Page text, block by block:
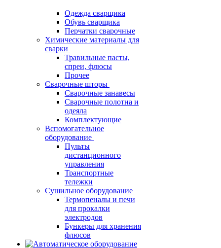
Одежда сварщика
Обувь сварщика
Перчатки сварочные
Химические материалы для
сварки
Травильные пасты,
спреи, флюсы
Прочее
Сварочные шторы
Сварочные занавесы
Сварочные полотна и
одеяла
Комплектующие
Вспомогательное
оборудование
Пульты
дистанционного
управления
Транспортные
тележки
Сушильное оборудование
Термопеналы и печи
для прокалки
электродов
Бункеры для хранения
флюсов